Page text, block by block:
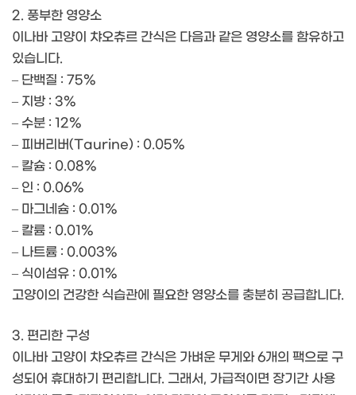
2. 풍부한 영양소
이나바 고양이 챠오츄르 간식은 다음과 같은 영양소를 함유하고
있습니다.
– 단백질 : 75%
– 지방 : 3%
– 수분 : 12%
– 피버리버(Taurine) : 0.05%
– 칼슘 : 0.08%
– 인 : 0.06%
– 마그네슘 : 0.01%
– 칼륨 : 0.01%
– 나트륨 : 0.003%
– 식이섬유 : 0.01%
고양이의 건강한 식습관에 필요한 영양소를 충분히 공급합니다.
3. 편리한 구성
이나바 고양이 챠오츄르 간식은 가벼운 무게와 6개의 팩으로 구
성되어 휴대하기 편리합니다. 그래서, 가급적이면 장기간 사용